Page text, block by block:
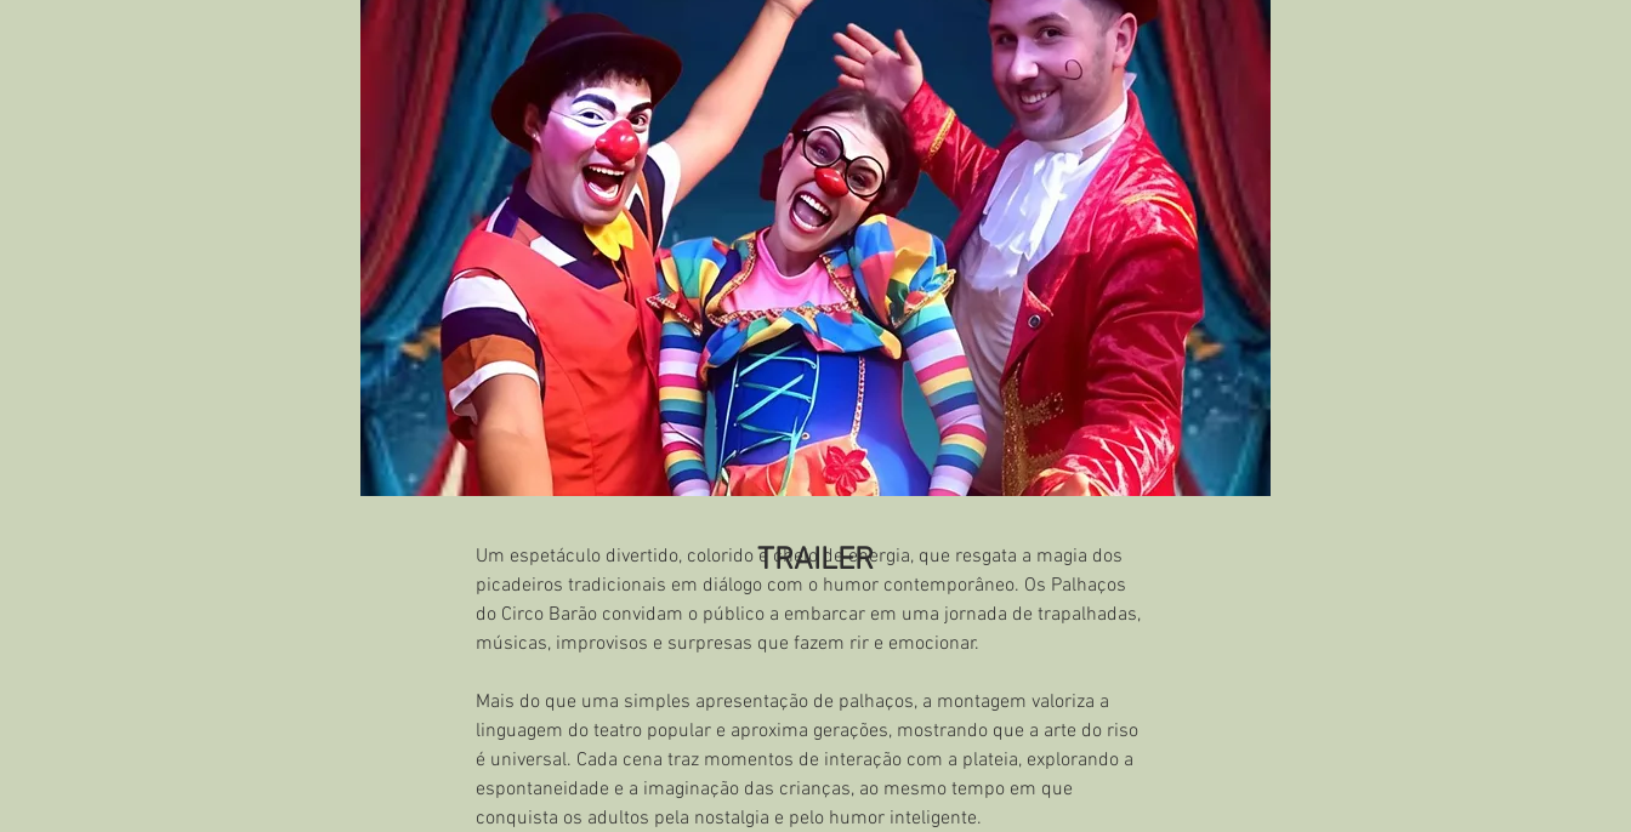
TRAILER
Um espetáculo divertido, colorido e cheio de energia, que resgata a magia dos
picadeiros tradicionais em diálogo com o humor contemporâneo. Os Palhaços
do Circo Barão convidam o público a embarcar em uma jornada de trapalhadas,
músicas, improvisos e surpresas que fazem rir e emocionar.
Mais do que uma simples apresentação de palhaços, a montagem valoriza a
linguagem do teatro popular e aproxima gerações, mostrando que a arte do riso
é universal. Cada cena traz momentos de interação com a plateia, explorando a
espontaneidade e a imaginação das crianças, ao mesmo tempo em que
conquista os adultos pela nostalgia e pelo humor inteligente.